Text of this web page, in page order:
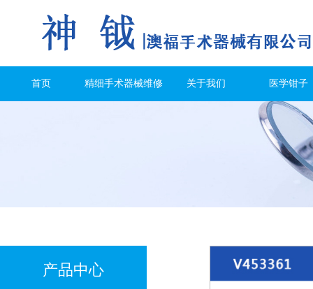
首页 精细手术器械维修 关于我们 医学钳子
产品中心